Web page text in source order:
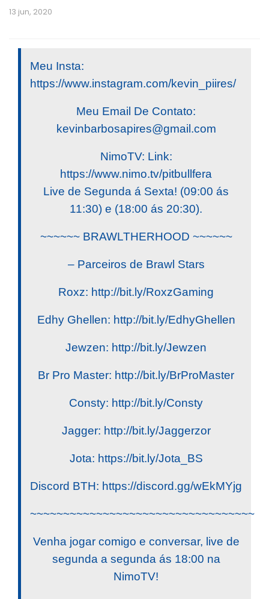
13 jun, 2020
Meu Insta:
https://www.instagram.com/kevin_piires/
Meu Email De Contato:
kevinbarbosapires@gmail.com
NimoTV: Link:
https://www.nimo.tv/pitbullfera
Live de Segunda á Sexta! (09:00 ás
11:30) e (18:00 ás 20:30).
~~~~~~ BRAWLTHERHOOD ~~~~~~
– Parceiros de Brawl Stars
Roxz: http://bit.ly/RoxzGaming
Edhy Ghellen: http://bit.ly/EdhyGhellen
Jewzen: http://bit.ly/Jewzen
Br Pro Master: http://bit.ly/BrProMaster
Consty: http://bit.ly/Consty
Jagger: http://bit.ly/Jaggerzor
Jota: https://bit.ly/Jota_BS
Discord BTH: https://discord.gg/wEkMYjg
~~~~~~~~~~~~~~~~~~~~~~~~~~~~~~~~~~
Venha jogar comigo e conversar, live de
segunda a segunda ás 18:00 na
NimoTV!